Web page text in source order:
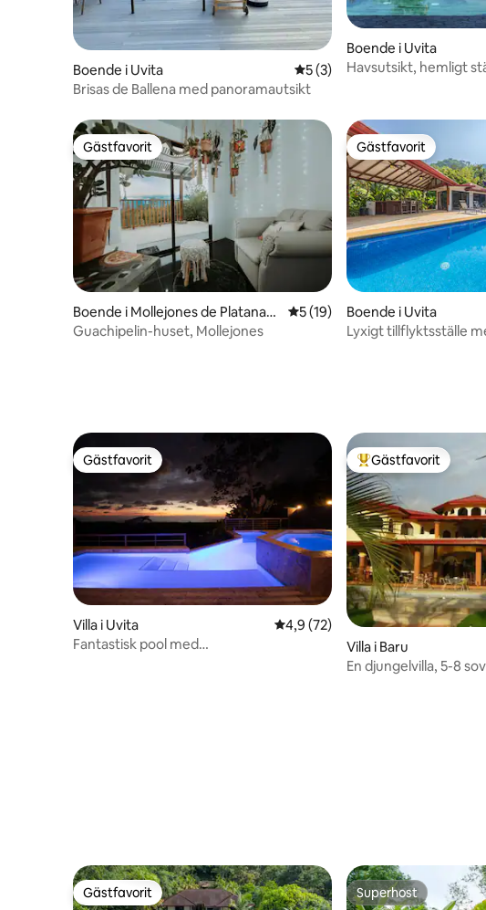
Boende i Uvita 5 av 5 i genomsnittligt betyg,
5 (3)
Brisas de Ballena med panoramautsikt
Boende i Uvita
Havsutsikt, hemligt
Gästfavorit
Gästfavorit
Boende i Mollejones de Platanare
s
5 av 5 i genomsnittligt betyg,
5 (19)
Guachipelin-huset, Mollejones
Gästfavorit
Gästfavorit
Boende i Uvita
Lyxigt tillflyktsställe
Gästfavorit
Gästfavorit
Villa i Uvita 4,9 av 5 i genomsnittligt betyg,
4,9 (72)
Fantastisk pool med
Populär gästfavorit
Gästfavorit
Villa i Baru
En djungelvilla, 5-8
Gästfavorit
Gästfavorit Superhost
Superhost